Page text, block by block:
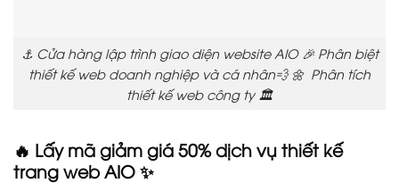
⚓ Cửa hàng lập trình giao diện website AIO 🎉 Phân biệt
thiết kế web doanh nghiệp và cá nhân💨 🌼 Phân tích
thiết kế web công ty 🏛️
🔥 Lấy mã giảm giá 50% dịch vụ thiết kế
trang web AIO ✨